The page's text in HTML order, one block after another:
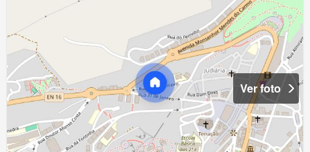
Ver foto